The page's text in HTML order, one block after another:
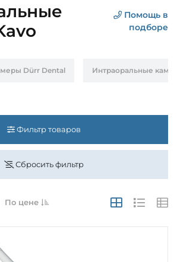
Помощь в
подборе
Dürr Dental Интраоральные
Фильтр товаров
Сбросить фильтр
По цене